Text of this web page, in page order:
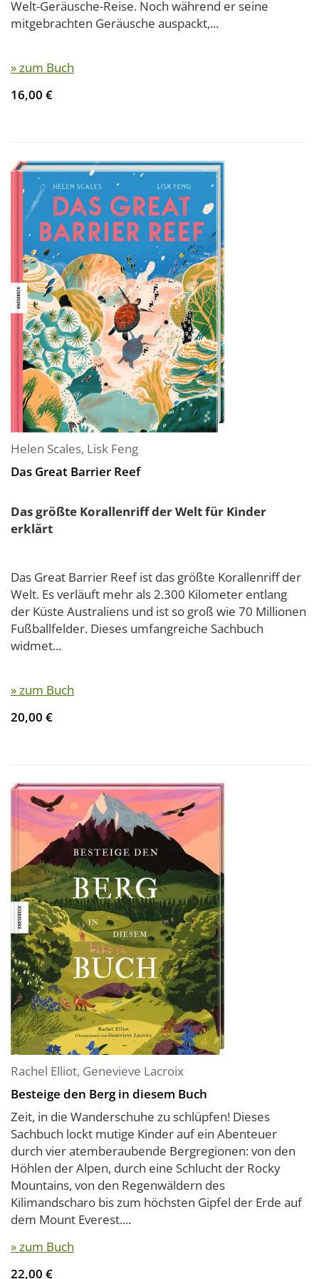
Welt-Geräusche-Reise. Noch während er seine
mitgebrachten Geräusche auspackt,...
» zum Buch
16,00 €
Helen Scales, Lisk Feng
Das Great Barrier Reef
Das größte Korallenriff der Welt für Kinder
erklärt
Das Great Barrier Reef ist das größte Korallenriff der
Welt. Es verläuft mehr als 2.300 Kilometer entlang
der Küste Australiens und ist so groß wie 70 Millionen
Fußballfelder. Dieses umfangreiche Sachbuch
widmet...
» zum Buch
20,00 €
Rachel Elliot, Genevieve Lacroix
Besteige den Berg in diesem Buch
Zeit, in die Wanderschuhe zu schlüpfen! Dieses
Sachbuch lockt mutige Kinder auf ein Abenteuer
durch vier atemberaubende Bergregionen: von den
Höhlen der Alpen, durch eine Schlucht der Rocky
Mountains, von den Regenwäldern des
Kilimandscharo bis zum höchsten Gipfel der Erde auf
dem Mount Everest....
» zum Buch
22,00 €